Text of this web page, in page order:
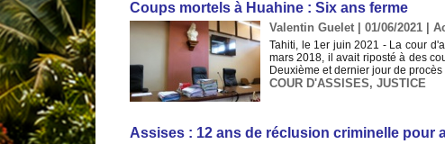
Coups mortels à Huahine : Six ans ferme
Valentin Guelet | 01/06/2021
Tahiti, le 1er juin 2021 - La cour
mars 2018, il avait riposté à des
Deuxième et dernier jour de
COUR D'ASSISES, JUSTICE
Assises : 12 ans de réclusion criminelle pour